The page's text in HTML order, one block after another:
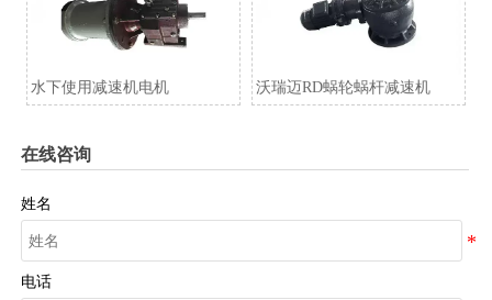
水下使用减速机电机 沃瑞迈RD蜗轮蜗杆减速机
在线咨询
姓名
电话